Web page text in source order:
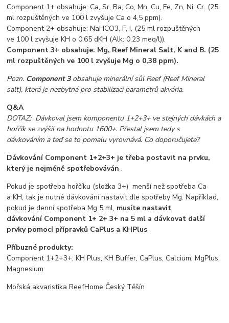
Component 1+ obsahuje: Ca, Sr, Ba, Co, Mn, Cu, Fe, Zn, Ni, Cr. (25
ml rozpuštěných ve 100 l zvyšuje Ca o 4,5 ppm).
Component 2+ obsahuje: NaHCO3, F, I. (25 ml rozpuštěných
ve 100 l zvyšuje KH o 0,65 dKH (Alk: 0,23 meq/l)).
Component 3+ obsahuje: Mg, Reef Mineral Salt, K and B. (25
ml rozpuštěných ve 100 l zvyšuje Mg o 0,38 ppm).
Pozn. Component 3obsahuje minerální sůl Reef (Reef Mineral
salt), která je nezbytná pro stabilizaci parametrů akvária.
Q&A
DOTAZ: Dávkoval jsem komponentu 1+2+3+ ve stejných dávkách a
hořčík se zvýšil na hodnotu 1600+. Přestal jsem tedy s
dávkováním a teď se to pomalu vyrovnává. Co doporučujete?
Dávkování Component 1+2+3+ je třeba postavit na prvku,
který je nejméně spotřebováván.
Pokud je spotřeba hořčíku (složka 3+) menší než spotřeba Ca
a KH, tak je nutné dávkování nastavit dle spotřeby Mg. Například,
pokud je denní spotřeba Mg 5 ml, musíte nastavit
dávkování Component 1+ 2+ 3+ na 5 ml a dávkovat další
prvky pomocí přípravků CaPlus a KHPlus .
Příbuzné produkty:
Component 1+2+3+, KH Plus, KH Buffer, CaPlus, Calcium, MgPlus,
Magnesium
Mořská akvaristika ReefHome Český Těšín